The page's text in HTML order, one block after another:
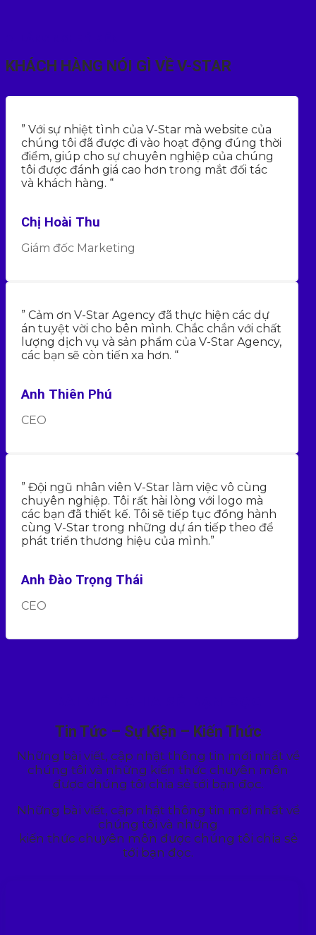
KHÁCH HÀNG NÓI GÌ VỀ V-STAR
” Với sự nhiệt tình của V-Star mà website của
chúng tôi đã được đi vào hoạt động đúng thời
điểm, giúp cho sự chuyên nghiệp của chúng
tôi được đánh giá cao hơn trong mắt đối tác
và khách hàng. “
Chị Hoài Thu
Giám đốc Marketing
” Cảm ơn V-Star Agency đã thực hiện các dự
án tuyệt vời cho bên mình. Chắc chắn với chất
lượng dịch vụ và sản phẩm của V-Star Agency,
các bạn sẽ còn tiến xa hơn. “
Anh Thiên Phú
CEO
” Đội ngũ nhân viên V-Star làm việc vô cùng
chuyên nghiệp. Tôi rất hài lòng với logo mà
các bạn đã thiết kế. Tôi sẽ tiếp tục đồng hành
cùng V-Star trong những dự án tiếp theo để
phát triển thương hiệu của mình.”
Anh Đào Trọng Thái
CEO
Tin Tức – Sự Kiện – Kiến Thức
Những bài viết, cập nhật thông tin mới nhất về
chúng tôi và những kiến thức chuyên môn
được chúng tôi chia sẻ tới bạn đọc.
Những bài viết, cập nhật thông tin mới nhất về
chúng tôi và những
kiến thức chuyên môn được chúng tôi chia sẻ
tới bạn đọc.